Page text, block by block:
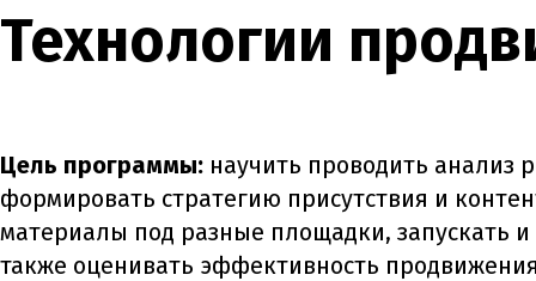
Университет
Технологии
Цель программы: научить проводить анализ
формировать стратегию присутствия и
материалы под разные площадки, запускать
также оценивать эффективность